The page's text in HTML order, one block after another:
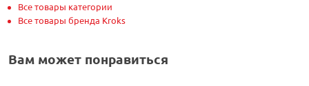
Все товары категории
Все товары бренда Kroks
Вам может понравиться